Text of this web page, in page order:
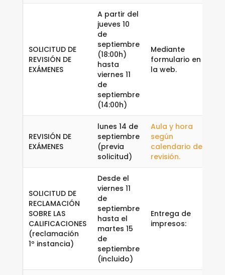
SOLICITUD DE
REVISIÓN DE
EXÁMENES
A partir del
jueves 10
de
septiembre
(18:00h)
hasta
viernes 11
de
septiembre
(14:00h)
Mediante
formulario en
la web.
REVISIÓN DE
EXÁMENES
lunes 14 de
septiembre
(previa
solicitud)
Aula y hora
según
calendario de
revisión.
SOLICITUD DE
RECLAMACIÓN
SOBRE LAS
CALIFICACIONES
(reclamación
1º instancia)
Desde el
viernes 11
de
septiembre
hasta el
martes 15
de
septiembre
(incluido)
Entrega de
impresos: